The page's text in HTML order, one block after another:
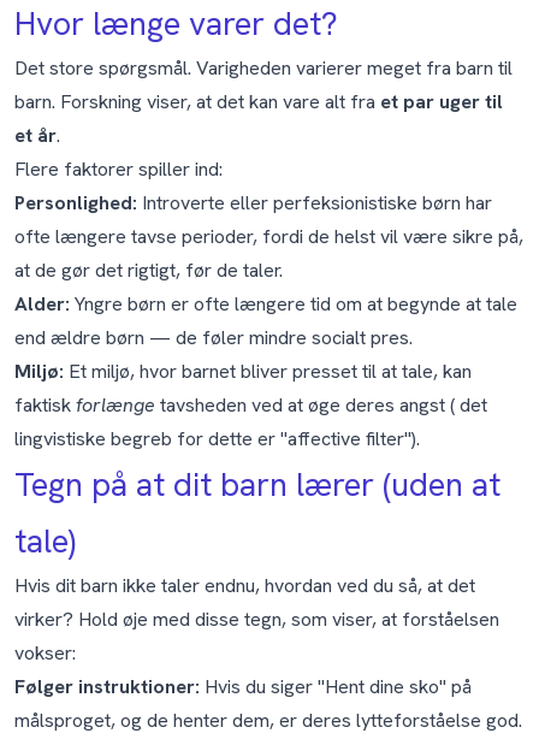
Hvor længe varer det?
Det store spørgsmål. Varigheden varierer meget fra barn til
barn. Forskning viser, at det kan vare alt fra et par uger til
et år.
Flere faktorer spiller ind:
Personlighed: Introverte eller perfeksionistiske børn har
ofte længere tavse perioder, fordi de helst vil være sikre på,
at de gør det rigtigt, før de taler.
Alder: Yngre børn er ofte længere tid om at begynde at tale
end ældre børn — de føler mindre socialt pres.
Miljø: Et miljø, hvor barnet bliver presset til at tale, kan
faktiskforlænge tavsheden ved at øge deres angst ( det
lingvistiske begreb for dette er "affective filter").
Tegn på at dit barn lærer (uden at
tale)
Hvis dit barn ikke taler endnu, hvordan ved du så, at det
virker? Hold øje med disse tegn, som viser, at forståelsen
vokser:
Følger instruktioner: Hvis du siger "Hent dine sko" på
målsproget, og de henter dem, er deres lytteforståelse god.